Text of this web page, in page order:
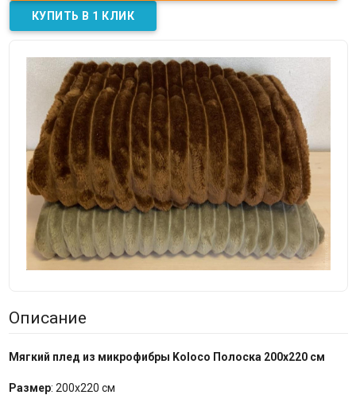
Описание
Мягкий плед из микрофибры Koloco Полоска 200x220 см
Размер: 200х220 см